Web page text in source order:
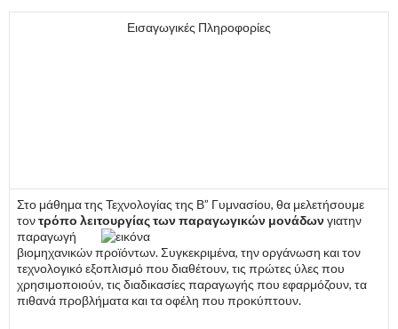
Εισαγωγικές Πληροφορίες
Στο μάθημα της Τεχνολογίας της Β” Γυμνασίου, θα μελετήσουμε
τοντρόπο λειτουργίας των παραγωγικών μονάδωνγιατην
παραγωγή
βιομηχανικών προϊόντων. Συγκεκριμένα, την οργάνωση και τον
τεχνολογικό εξοπλισμό που διαθέτουν, τις πρώτες ύλες που
χρησιμοποιούν, τις διαδικασίες παραγωγής που εφαρμόζουν, τα
πιθανά προβλήματα και τα οφέλη που προκύπτουν.